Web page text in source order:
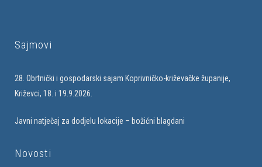
Sajmovi
28. Obrtnički i gospodarski sajam Koprivničko-križevačke županije,
Križevci, 18. i 19.9.2026.
Javni natječaj za dodjelu lokacije – božićni blagdani
Novosti